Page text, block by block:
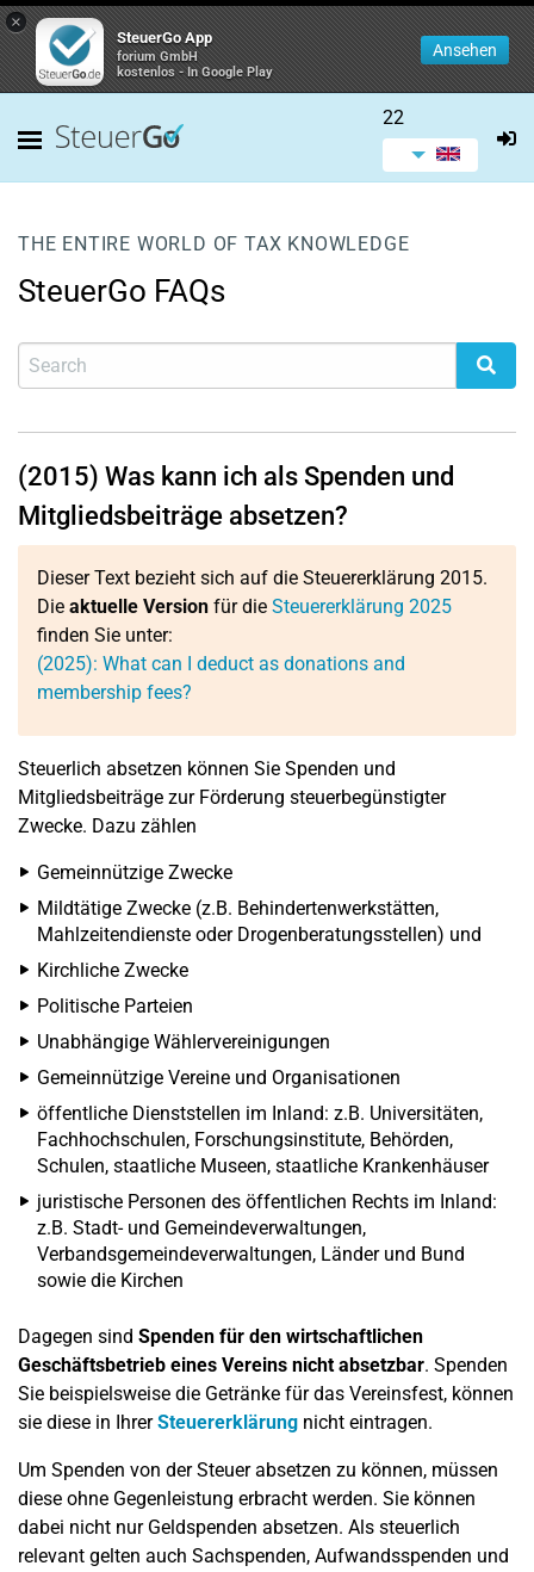
×
SteuerGo App
forium GmbH
kostenlos - In Google Play
Ansehen
22
THE ENTIRE WORLD OF TAX KNOWLEDGE
SteuerGo FAQs
(2015) Was kann ich als Spenden und
Mitgliedsbeiträge absetzen?
Dieser Text bezieht sich auf die Steuererklärung 2015.
Die aktuelle Version für die Steuererklärung 2025
finden Sie unter:
(2025): What can I deduct as donations and
membership fees?
Steuerlich absetzen können Sie Spenden und
Mitgliedsbeiträge zur Förderung steuerbegünstigter
Zwecke. Dazu zählen
Gemeinnützige Zwecke
Mildtätige Zwecke (z.B. Behindertenwerkstätten,
Mahlzeitendienste oder Drogenberatungsstellen) und
Kirchliche Zwecke
Politische Parteien
Unabhängige Wählervereinigungen
Gemeinnützige Vereine und Organisationen
öffentliche Dienststellen im Inland: z.B. Universitäten,
Fachhochschulen, Forschungsinstitute, Behörden,
Schulen, staatliche Museen, staatliche Krankenhäuser
juristische Personen des öffentlichen Rechts im Inland:
z.B. Stadt- und Gemeindeverwaltungen,
Verbandsgemeindeverwaltungen, Länder und Bund
sowie die Kirchen
Dagegen sind Spenden für den wirtschaftlichen
Geschäftsbetrieb eines Vereins nicht absetzbar. Spenden
Sie beispielsweise die Getränke für das Vereinsfest, können
sie diese in IhrerSteuererklärung nicht eintragen.
Um Spenden von der Steuer absetzen zu können, müssen
diese ohne Gegenleistung erbracht werden. Sie können
dabei nicht nur Geldspenden absetzen. Als steuerlich
relevant gelten auch Sachspenden, Aufwandsspenden und